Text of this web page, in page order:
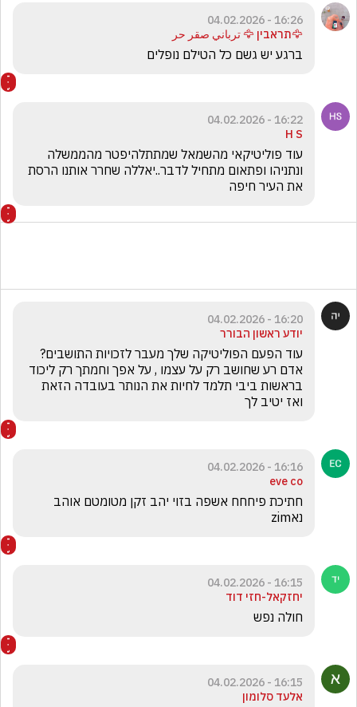
16:26 - 04.02.2026
🦅תראבין 🦅 ترباني صقر حر
ברגע יש גשם כל הטילם נופלים
16:22 - 04.02.2026
H S
את העיר חיפה
16:20 - 04.02.2026
יודע ראשון הבורר
ואז יטיב לך
16:16 - 04.02.2026
eve co
נאzim
16:15 - 04.02.2026
יחזקאל-חזי דוד
חולה נפש
16:15 - 04.02.2026
אלעד סלומון